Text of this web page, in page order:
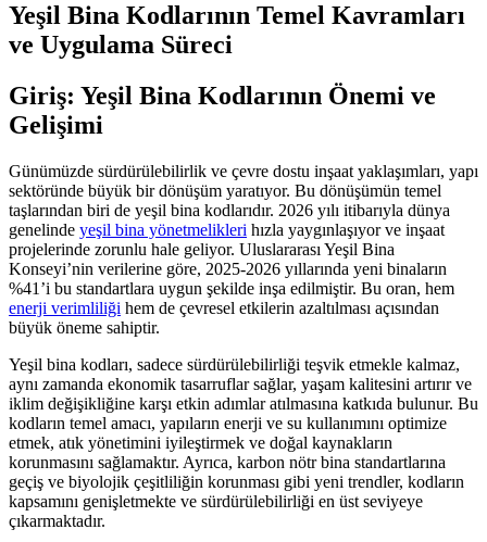
Yeşil Bina Kodlarının Temel Kavramları
ve Uygulama Süreci
Giriş: Yeşil Bina Kodlarının Önemi ve
Gelişimi
Günümüzde sürdürülebilirlik ve çevre dostu inşaat yaklaşımları, yapı
sektöründe büyük bir dönüşüm yaratıyor. Bu dönüşümün temel
taşlarından biri de yeşil bina kodlarıdır. 2026 yılı itibarıyla dünya
genelinde yeşil bina yönetmelikleri hızla yaygınlaşıyor ve inşaat
projelerinde zorunlu hale geliyor. Uluslararası Yeşil Bina
Konseyi’nin verilerine göre, 2025-2026 yıllarında yeni binaların
%41’i bu standartlara uygun şekilde inşa edilmiştir. Bu oran, hem
enerji verimliliği hem de çevresel etkilerin azaltılması açısından
büyük öneme sahiptir.
Yeşil bina kodları, sadece sürdürülebilirliği teşvik etmekle kalmaz,
aynı zamanda ekonomik tasarruflar sağlar, yaşam kalitesini artırır ve
iklim değişikliğine karşı etkin adımlar atılmasına katkıda bulunur. Bu
kodların temel amacı, yapıların enerji ve su kullanımını optimize
etmek, atık yönetimini iyileştirmek ve doğal kaynakların
korunmasını sağlamaktır. Ayrıca, karbon nötr bina standartlarına
geçiş ve biyolojik çeşitliliğin korunması gibi yeni trendler, kodların
kapsamını genişletmekte ve sürdürülebilirliği en üst seviyeye
çıkarmaktadır.